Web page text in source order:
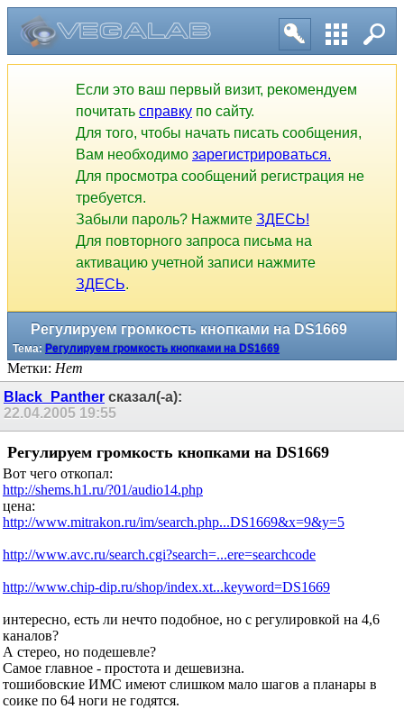
Если это ваш первый визит, рекомендуем
почитать справку по сайту.
Для того, чтобы начать писать сообщения,
Вам необходимо зарегистрироваться.
Для просмотра сообщений регистрация не
требуется.
Забыли пароль? Нажмите ЗДЕСЬ!
Для повторного запроса письма на
активацию учетной записи нажмите
ЗДЕСЬ.
Регулируем громкость кнопками на DS1669
Тема: Регулируем громкость кнопками на DS1669
Метки: Нет
Black_Panther сказал(-а):
22.04.2005 19:55
Регулируем громкость кнопками на DS1669
Вот чего откопал:
http://shems.h1.ru/?01/audio14.php
цена:
http://www.mitrakon.ru/im/search.php...DS1669&x=9&y=5
http://www.avc.ru/search.cgi?search=...ere=searchcode
http://www.chip-dip.ru/shop/index.xt...keyword=DS1669
интересно, есть ли нечто подобное, но с регулировкой на 4,6
каналов?
А стерео, но подешевле?
Самое главное - простота и дешевизна.
тошибовские ИМС имеют слишком мало шагов а планары в
соике по 64 ноги не годятся.